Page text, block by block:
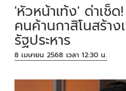
'หัวหน้าเท้ง' ด่าเช็
คนค้านกาสิโนสร้าง
รัฐประหาร
8 เมษายน 2568 เวลา 12:30 น.